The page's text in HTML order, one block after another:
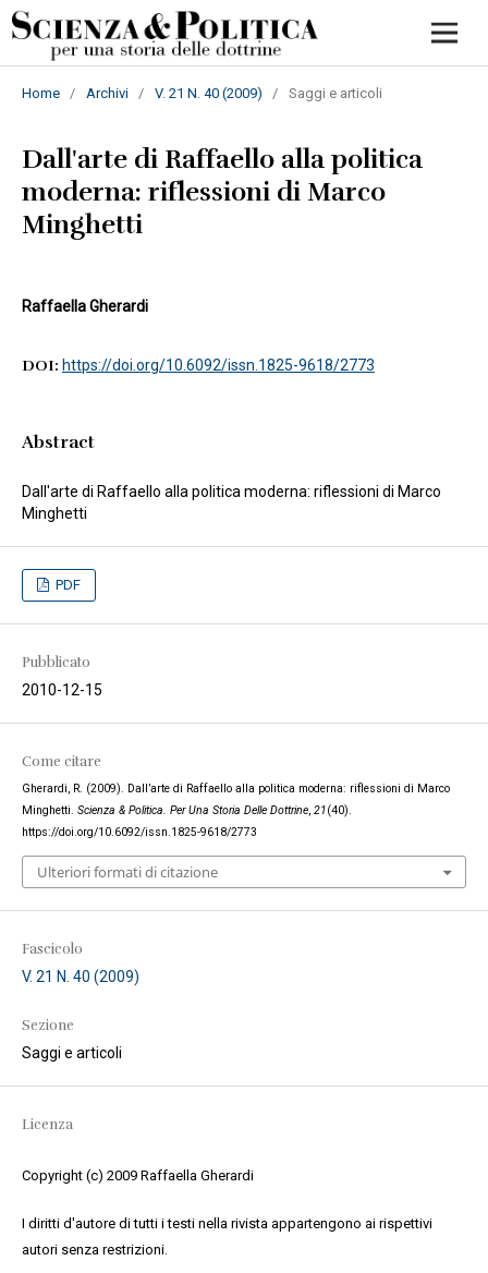
Home / Archivi / V. 21 N. 40 (2009) / Saggi e articoli
Dall'arte di Raffaello alla politica
moderna: riflessioni di Marco
Minghetti
Raffaella Gherardi
DOI: https://doi.org/10.6092/issn.1825-9618/2773
Abstract
Dall'arte di Raffaello alla politica moderna: riflessioni di Marco
Minghetti
PDF
Pubblicato
2010-12-15
Come citare
Gherardi, R. (2009). Dall’arte di Raffaello alla politica moderna: riflessioni di Marco
Minghetti. Scienza & Politica. Per Una Storia Delle Dottrine, 21(40).
https://doi.org/10.6092/issn.1825-9618/2773
Ulteriori formati di citazione
Fascicolo
V. 21 N. 40 (2009)
Sezione
Saggi e articoli
Licenza
Copyright (c) 2009 Raffaella Gherardi
I diritti d'autore di tutti i testi nella rivista appartengono ai rispettivi
autori senza restrizioni.